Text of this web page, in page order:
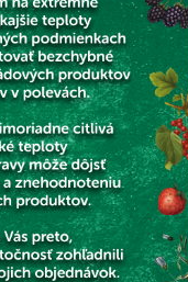
Mini ovocie bez cukru
(5x)
Skladom